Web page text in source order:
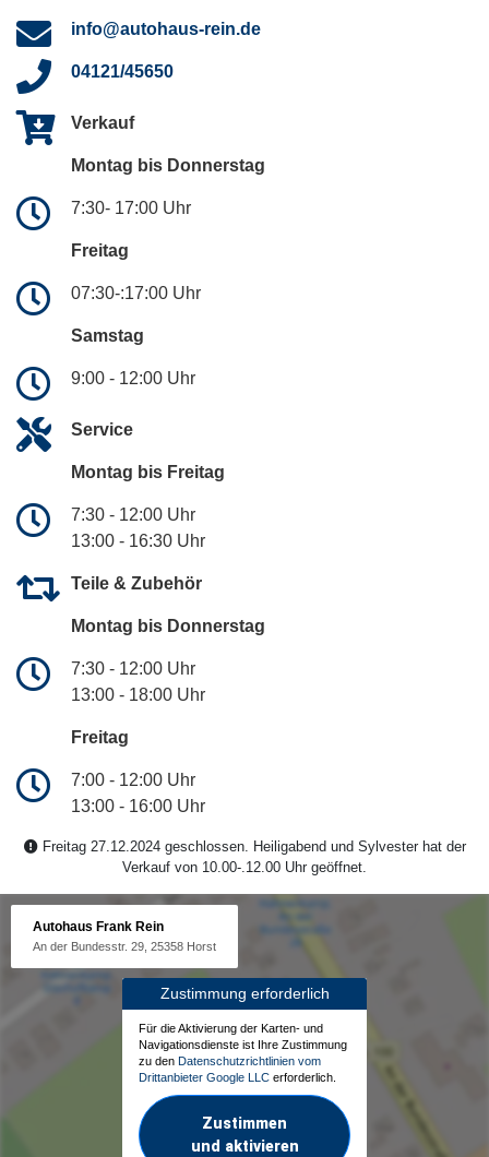
info@autohaus-rein.de
04121/45650
Verkauf
Montag bis Donnerstag
7:30- 17:00 Uhr
Freitag
07:30-:17:00 Uhr
Samstag
9:00 - 12:00 Uhr
Service
Montag bis Freitag
7:30 - 12:00 Uhr
13:00 - 16:30 Uhr
Teile & Zubehör
Montag bis Donnerstag
7:30 - 12:00 Uhr
13:00 - 18:00 Uhr
Freitag
7:00 - 12:00 Uhr
13:00 - 16:00 Uhr
Freitag 27.12.2024 geschlossen. Heiligabend und Sylvester hat der
Verkauf von 10.00-.12.00 Uhr geöffnet.
Autohaus Frank Rein
An der Bundesstr. 29, 25358 Horst
Zustimmung erforderlich
Für die Aktivierung der Karten- und
Navigationsdienste ist Ihre Zustimmung
zu den Datenschutzrichtlinien vom
Drittanbieter Google LLC erforderlich.
Zustimmen
und aktivieren